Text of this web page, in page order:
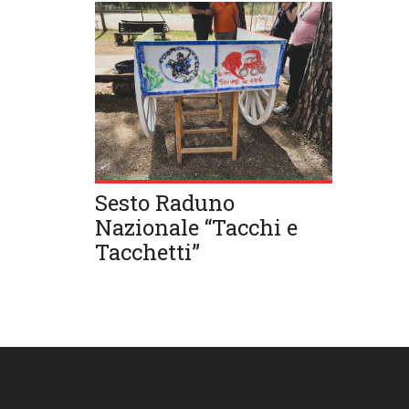
Sesto Raduno
Nazionale “Tacchi e
Tacchetti”